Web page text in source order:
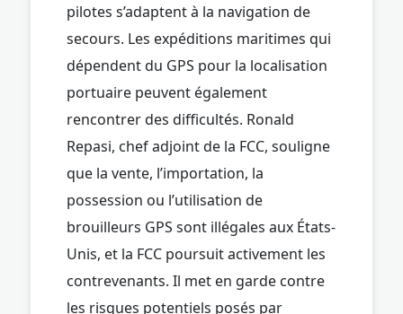
pilotes s’adaptent à la navigation de
secours. Les expéditions maritimes qui
dépendent du GPS pour la localisation
portuaire peuvent également
rencontrer des difficultés. Ronald
Repasi, chef adjoint de la FCC, souligne
que la vente, l’importation, la
possession ou l’utilisation de
brouilleurs GPS sont illégales aux États-
Unis, et la FCC poursuit activement les
contrevenants. Il met en garde contre
les risques potentiels posés par